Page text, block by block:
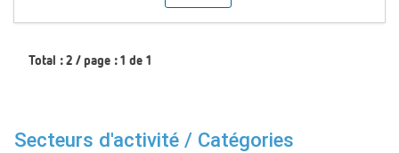
Total : 2 / page : 1 de 1
Secteurs d'activité / Catégories